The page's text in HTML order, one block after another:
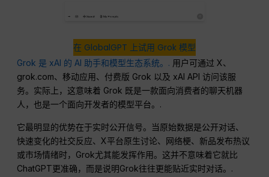
在 GlobalGPT 上试用 Grok 模型
Grok 是 xAI 的 AI 助手和模型生态系统。. 用户可通过 X、
grok.com、移动应用、付费版 Grok 以及 xAI API 访问该服
务。实际上，这意味着 Grok 既是一款面向消费者的聊天机器
人，也是一个面向开发者的模型平台。.
它最明显的优势在于实时公开信号。当原始数据是公开对话、
快速变化的社交反应、X平台原生讨论、网络梗、新品发布热议
或市场情绪时，Grok尤其能发挥作用。这并不意味着它就比
ChatGPT更准确，而是说明Grok往往更能贴近实时对话。.